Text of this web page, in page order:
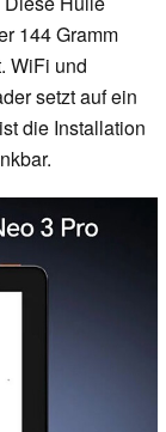
144 Gramm
WiFi und
setzt auf ein
die Installation